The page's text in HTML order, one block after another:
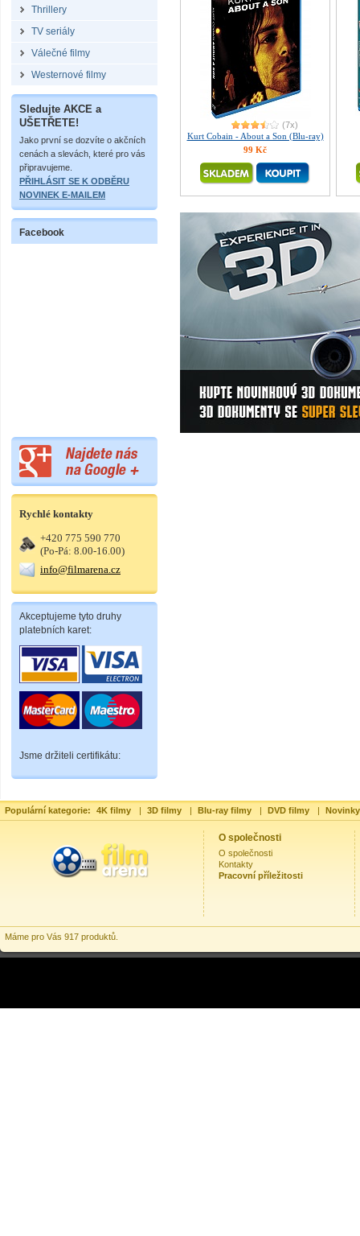
Thrillery
TV seriály
Válečné filmy
Westernové filmy
Sledujte AKCE a
UŠETŘETE!
Jako první se dozvíte o akčních
cenách a slevách, které pro vás
připravujeme.
PŘIHLÁSIT SE K ODBĚRU
NOVINEK E-MAILEM
Facebook
Rychlé kontakty
+420 775 590 770
(Po-Pá: 8.00-16.00)
info@filmarena.cz
Akceptujeme tyto druhy
platebních karet:
Jsme držiteli certifikátu:
(7x)
Kurt Cobain - About a Son (Blu-ray)
99 Kč
Populární kategorie: 4K filmy | 3D filmy | Blu-ray filmy | DVD filmy |
O společnosti
O společnosti
Kontakty
Pracovní příležitosti
Máme pro Vás 917 produktů.